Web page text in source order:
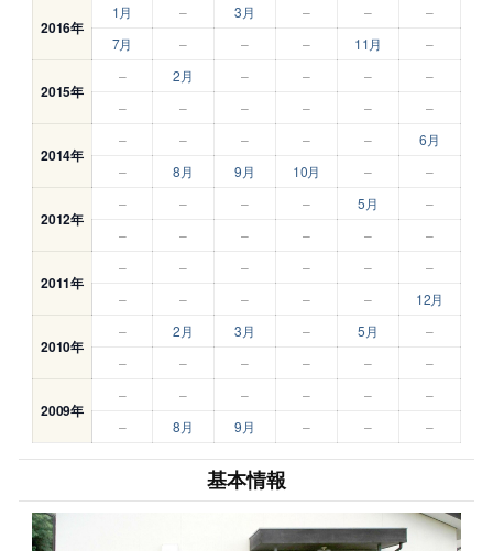
2016年
1月 – 3月 – –
–
7月
– – – 11月 –
2015年
– 2月 – – –
–
–
– – – – –
2014年
– – – – –
6月
–
8月 9月 10月 – –
2012年
– – – – 5月
–
–
– – – – –
2011年
– – – – –
–
–
– – – – 12月
2010年
– 2月 3月 – 5月
–
–
– – – – –
2009年
– – – – –
–
–
8月 9月 – – –
基本情報